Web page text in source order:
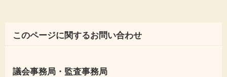
このページに関するお問い合わせ
議会事務局・監査事務局